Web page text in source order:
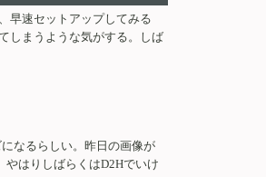
早速セットアップしてみる
しまうような気がする。しば
なるらしい。昨日の画像が
はりしばらくはD2Hでいけ